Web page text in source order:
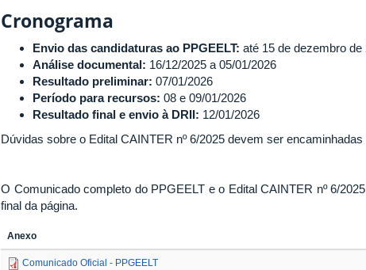
Cronograma
Envio das candidaturas ao PPGEELT: até 15 de dezembro de
Análise documental: 16/12/2025 a 05/01/2026
Resultado preliminar: 07/01/2026
Período para recursos: 08 e 09/01/2026
Resultado final e envio à DRII: 12/01/2026
Dúvidas sobre o Edital CAINTER nº 6/2025 devem ser encaminhadas
O Comunicado completo do PPGEELT e o Edital CAINTER nº 6/
final da página.
Anexo
Comunicado Oficial - PPGEELT